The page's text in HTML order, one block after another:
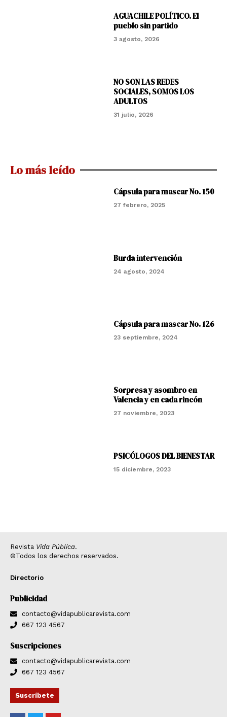
AGUACHILE POLÍTICO. El
pueblo sin partido
3 agosto, 2026
NO SON LAS REDES
SOCIALES, SOMOS LOS
ADULTOS
31 julio, 2026
Lo más leído
Cápsula para mascar No. 150
27 febrero, 2025
Burda intervención
24 agosto, 2024
Cápsula para mascar No. 126
23 septiembre, 2024
Sorpresa y asombro en
Valencia y en cada rincón
27 noviembre, 2023
PSICÓLOGOS DEL BIENESTAR
15 diciembre, 2023
Revista Vida Pública.
©Todos los derechos reservados.
Directorio
Publicidad
contacto@vidapublicarevista.com
667 123 4567
Suscripciones
contacto@vidapublicarevista.com
667 123 4567
Suscríbete